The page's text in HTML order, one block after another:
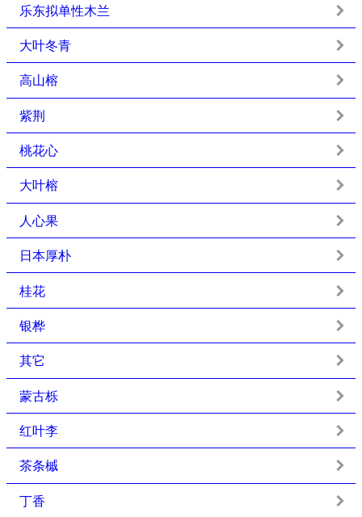
乐东拟单性木兰
大叶冬青
高山榕
紫荆
桃花心
大叶榕
人心果
日本厚朴
桂花
银桦
其它
蒙古栎
红叶李
茶条槭
丁香